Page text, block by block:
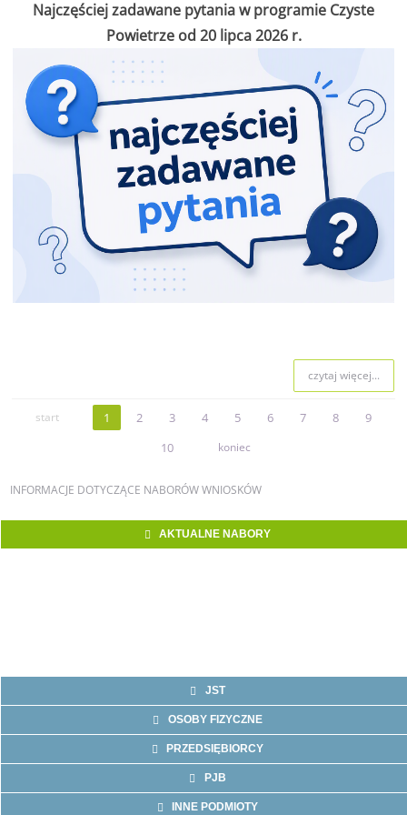
Najczęściej zadawane pytania w programie Czyste
Powietrze od 20 lipca 2026 r.
czytaj więcej...
start 1 2 3 4 5 6 7 8
9
10
koniec
INFORMACJE DOTYCZĄCE NABORÓW WNIOSKÓW
AKTUALNE NABORY
JST
OSOBY FIZYCZNE
PRZEDSIĘBIORCY
PJB
INNE PODMIOTY